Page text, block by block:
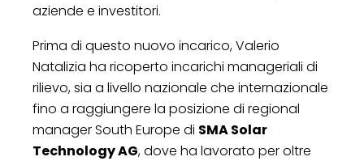
aziende e investitori.
Prima di questo nuovo incarico, Valerio
Natalizia ha ricoperto incarichi manageriali di
rilievo, sia a livello nazionale che internazionale
fino a raggiungere la posizione di regional
manager South Europe di SMA Solar
Technology AG, dove ha lavorato per oltre